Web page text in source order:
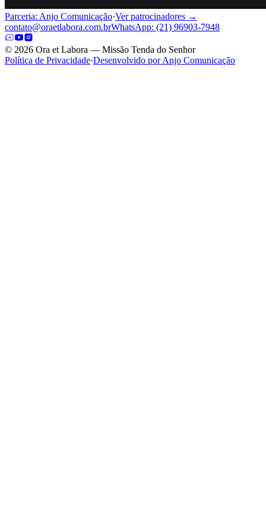
Parceria: Anjo Comunicação·Ver patrocinadores →
contato@oraetlabora.com.brWhatsApp: (21) 96903-7948
© 2026 Ora et Labora — Missão Tenda do Senhor
Política de Privacidade·Desenvolvido por Anjo Comunicação